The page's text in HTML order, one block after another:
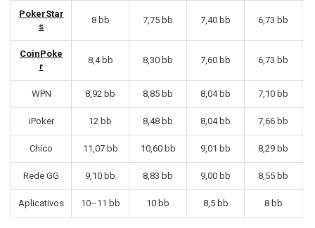
PokerStar
s
8 bb 7,75 bb 7,40 bb 6,73 bb
CoinPoke
r
8,4 bb 8,30 bb 7,60 bb 6,73 bb
WPN 8,92 bb 8,85 bb 8,04 bb 7,10 bb
iPoker 12 bb 8,48 bb 8,04 bb 7,66 bb
Chico 11,07 bb 10,60 bb 9,01 bb 8,29 bb
Rede GG 9,10 bb 8,83 bb 9,00 bb 8,55 bb
Aplicativos 10–11 bb 10 bb 8,5 bb 8 bb